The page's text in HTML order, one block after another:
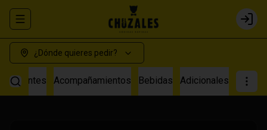
Abrir menu de navegación Login
¿Dónde quieres pedir?
Calientes Acompañamientos Bebidas Adicionales